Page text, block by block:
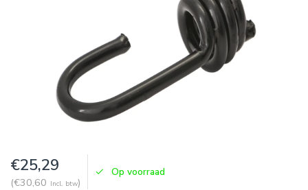
€25,29
(€30,60 Incl. btw)
Op voorraad